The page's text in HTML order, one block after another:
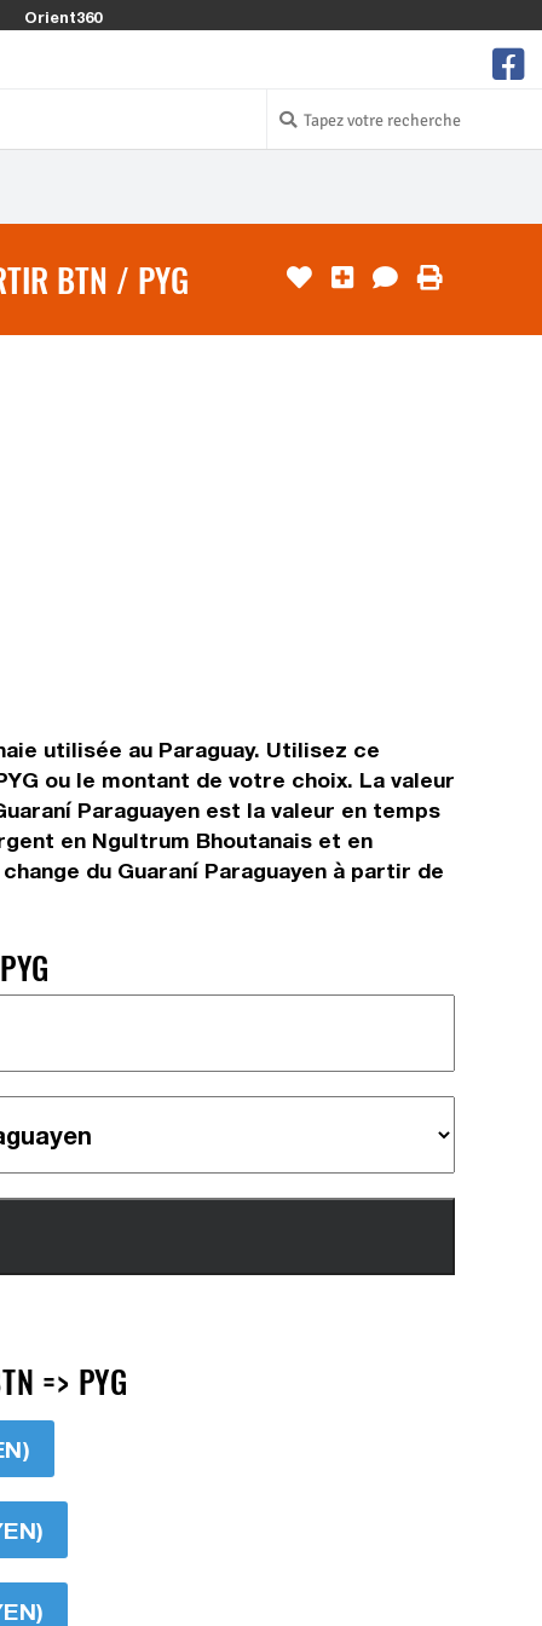
Orient360
BTN / PYG
utilisée au Paraguay. Utilisez ce
ou le montant de votre choix. La valeur
Paraguayen est la valeur en temps
en Ngultrum Bhoutanais et en
du Guaraní Paraguayen à partir de
=> PYG